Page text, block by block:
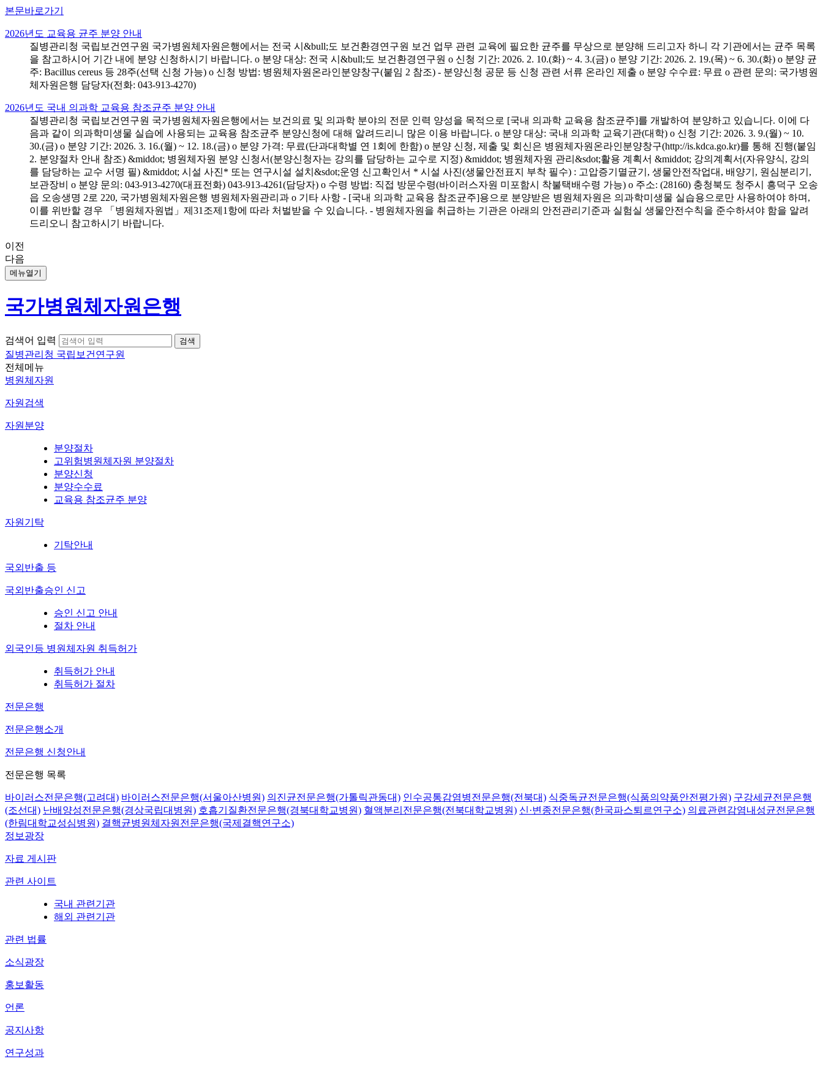
본문바로가기
2026년도 교육용 균주 분양 안내
질병관리청 국립보건연구원 국가병원체자원은행에서는 전국 시&bull;도 보건환경연구원 보건 업무 관련 교육에 필요한 균주를 무상으로 분양해 드리고자 하니 각 기관에서는 균주 목록
을 참고하시어 기간 내에 분양 신청하시기 바랍니다. o 분양 대상: 전국 시&bull;도 보건환경연구원 o 신청 기간: 2026. 2. 10.(화) ~ 4. 3.(금) o 분양 기간: 2026. 2. 19.(목) ~ 6. 30.(화) o 분양 균
주: Bacillus cereus 등 28주(선택 신청 가능) o 신청 방법: 병원체자원온라인분양창구(붙임 2 참조) - 분양신청 공문 등 신청 관련 서류 온라인 제출 o 분양 수수료: 무료 o 관련 문의: 국가병원
체자원은행 담당자(전화: 043-913-4270)
2026년도 국내 의과학 교육용 참조균주 분양 안내
질병관리청 국립보건연구원 국가병원체자원은행에서는 보건의료 및 의과학 분야의 전문 인력 양성을 목적으로 [국내 의과학 교육용 참조균주]를 개발하여 분양하고 있습니다. 이에 다
음과 같이 의과학미생물 실습에 사용되는 교육용 참조균주 분양신청에 대해 알려드리니 많은 이용 바랍니다. o 분양 대상: 국내 의과학 교육기관(대학) o 신청 기간: 2026. 3. 9.(월) ~ 10.
30.(금) o 분양 기간: 2026. 3. 16.(월) ~ 12. 18.(금) o 분양 가격: 무료(단과대학별 연 1회에 한함) o 분양 신청, 제출 및 회신은 병원체자원온라인분양창구(http://is.kdca.go.kr)를 통해 진행(붙임
2. 분양절차 안내 참조) &middot; 병원체자원 분양 신청서(분양신청자는 강의를 담당하는 교수로 지정) &middot; 병원체자원 관리&sdot;활용 계획서 &middot; 강의계획서(자유양식, 강의
를 담당하는 교수 서명 필) &middot; 시설 사진* 또는 연구시설 설치&sdot;운영 신고확인서 * 시설 사진(생물안전표지 부착 필수) : 고압증기멸균기, 생물안전작업대, 배양기, 원심분리기,
보관장비 o 분양 문의: 043-913-4270(대표전화) 043-913-4261(담당자) o 수령 방법: 직접 방문수령(바이러스자원 미포함시 착불택배수령 가능) o 주소: (28160) 충청북도 청주시 흥덕구 오송
읍 오송생명 2로 220, 국가병원체자원은행 병원체자원관리과 o 기타 사항 - [국내 의과학 교육용 참조균주]용으로 분양받은 병원체자원은 의과학미생물 실습용으로만 사용하여야 하며,
이를 위반할 경우 「병원체자원법」제31조제1항에 따라 처벌받을 수 있습니다. - 병원체자원을 취급하는 기관은 아래의 안전관리기준과 실험실 생물안전수칙을 준수하셔야 함을 알려
드리오니 참고하시기 바랍니다.
이전
다음
메뉴열기
국가병원체자원은행
검색어 입력
질병관리청 국립보건연구원
전체메뉴
병원체자원
자원검색
자원분양
분양절차
고위험병원체자원 분양절차
분양신청
분양수수료
교육용 참조균주 분양
자원기탁
기탁안내
국외반출 등
국외반출승인 신고
승인 신고 안내
절차 안내
외국인등 병원체자원 취득허가
취득허가 안내
취득허가 절차
전문은행
전문은행소개
전문은행 신청안내
전문은행 목록
바이러스전문은행(고려대) 바이러스전문은행(서울아산병원) 의진균전문은행(가톨릭관동대) 인수공통감염병전문은행(전북대) 식중독균전문은행(식품의약품안전평가원) 구강세균전문은행
(조선대) 난배양성전문은행(경상국립대병원) 호흡기질환전문은행(경북대학교병원) 혈액분리전문은행(전북대학교병원) 신·변종전문은행(한국파스퇴르연구소) 의료관련감염내성균전문은행
(한림대학교성심병원) 결핵균병원체자원전문은행(국제결핵연구소)
정보광장
자료 게시판
관련 사이트
국내 관련기관
해외 관련기관
관련 법률
소식광장
홍보활동
언론
공지사항
연구성과